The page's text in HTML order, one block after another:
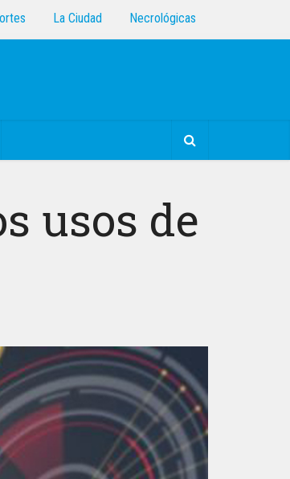
La Ciudad Necrológicas
usos de